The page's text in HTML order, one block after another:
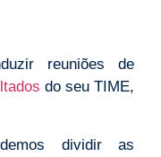
reuniões de
do seu TIME,
dividir as